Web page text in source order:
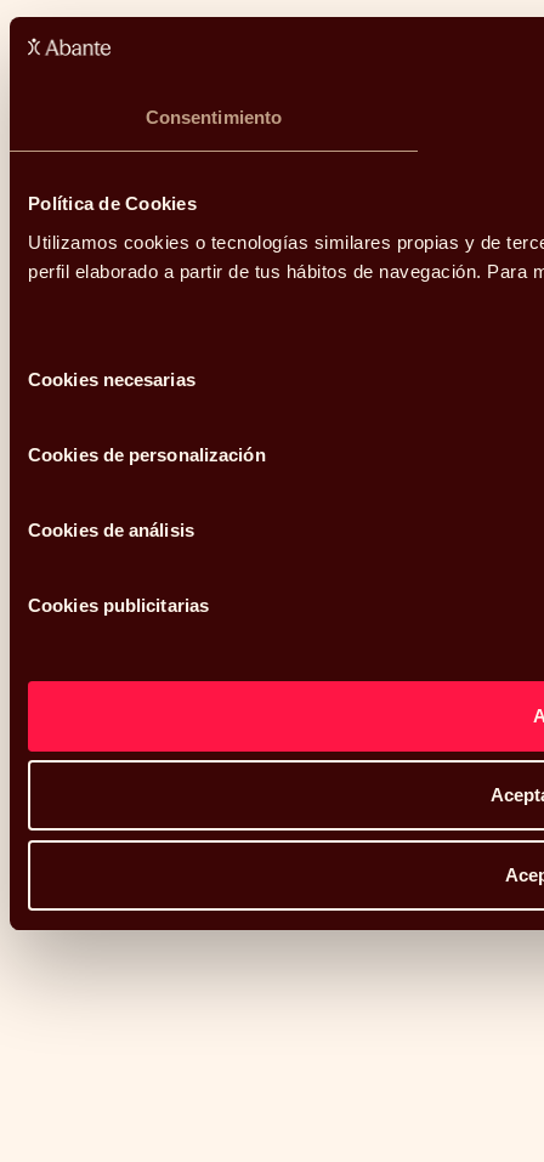
Consentimiento
Política de Cookies
Utilizamos cookies o tecnologías similares propias y de
perfil elaborado a partir de tus hábitos de navegación. Para
deCookies necesarias
Cookies de personalización
Cookies de análisis
Cookies publicitarias